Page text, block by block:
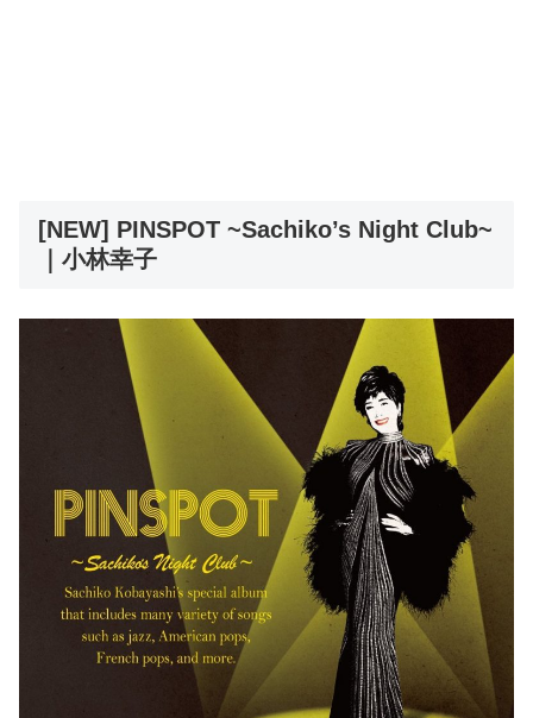
[NEW] PINSPOT ~Sachiko’s Night Club~
｜小林幸子